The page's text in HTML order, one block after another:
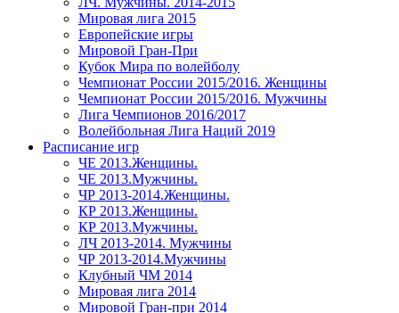
Мировая лига 2015
Европейские игры
Мировой Гран-При
Кубок Мира по волейболу
Чемпионат России 2015/2016. Женщины
Чемпионат России 2015/2016. Мужчины
Лига Чемпионов 2016/2017
Волейбольная Лига Наций 2019
Расписание игр
ЧЕ 2013.Женщины.
ЧЕ 2013.Мужчины.
ЧР 2013-2014.Женщины.
КР 2013.Женщины.
КР 2013.Мужчины.
ЛЧ 2013-2014. Мужчины
ЧР 2013-2014.Мужчины
Клубный ЧМ 2014
Мировая лига 2014
Мировой Гран-при 2014